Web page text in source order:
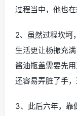
过程当中，他也在
2、虽然过程坎坷
生活更让杨振充
酱油瓶盖需要先
还容易弄脏了手
3、此后六年，靠